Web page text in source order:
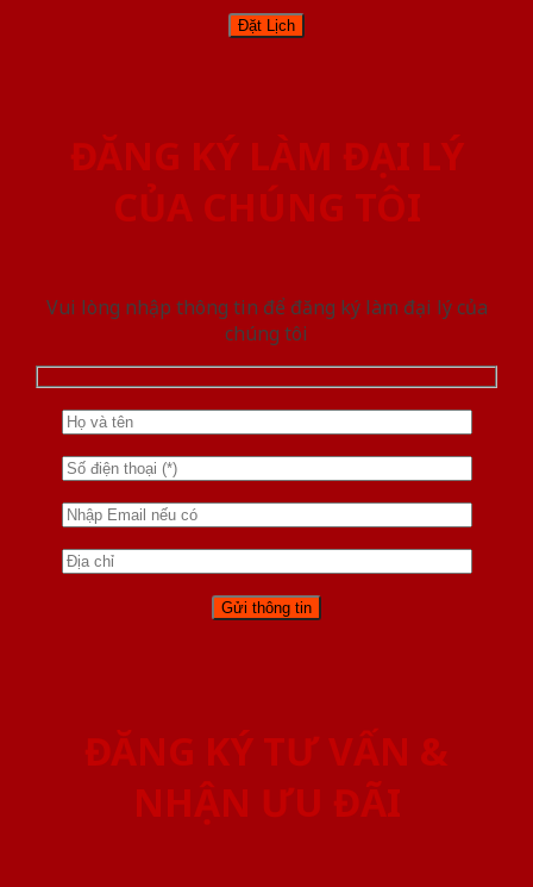
ĐĂNG KÝ LÀM ĐẠI LÝ
CỦA CHÚNG TÔI
Vui lòng nhập thông tin để đăng ký làm đại lý của
chúng tôi
ĐĂNG KÝ TƯ VẤN &
NHẬN ƯU ĐÃI